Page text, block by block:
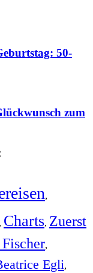
50-
zum
,
, Charts, Zuerst
,
Egli,